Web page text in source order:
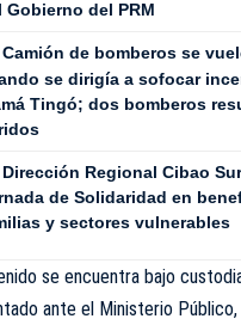
Gobierno del PRM
Camión de bomberos se
se dirigía a sofocar
Tingó; dos bomberos
Dirección Regional Cibao
de Solidaridad en
y sectores vulnerables
se encuentra bajo
ante el Ministerio